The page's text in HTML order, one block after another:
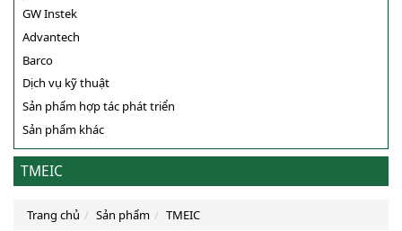
GW Instek
Advantech
Barco
Dịch vụ kỹ thuật
Sản phẩm hợp tác phát triển
Sản phẩm khác
TMEIC
Trang chủ Sản phẩm TMEIC